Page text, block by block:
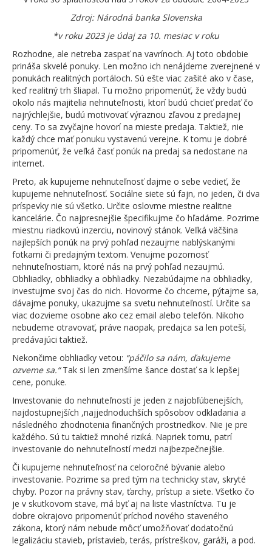
Zdroj: Národná banka Slovenska
*v roku 2023 je údaj za 10. mesiac v roku
Rozhodne, ale netreba zaspať na vavrínoch. Aj toto obdobie
prináša skvelé ponuky. Len možno ich nenájdeme zverejnené v
ponukách realitných portáloch. Sú ešte viac zašité ako v čase,
keď realitný trh šliapal. Tu možno pripomenúť, že vždy budú
okolo nás majitelia nehnuteľnosti, ktorí budú chcieť predať čo
najrýchlejšie, budú motivovať výraznou zľavou z predajnej
ceny. To sa zvyčajne hovorí na mieste predaja. Taktiež, nie
každý chce mať ponuku vystavenú verejne. K tomu je dobré
pripomenúť, že veľká časť ponúk na predaj sa nedostane na
internet.
Preto, ak kupujeme nehnuteľnosť dajme o sebe vedieť, že
kupujeme nehnuteľnosť. Sociálne siete sú fajn, no jeden, či dva
príspevky nie sú všetko. Určite oslovme miestne realitne
kancelárie. Čo najpresnejšie špecifikujme čo hľadáme. Pozrime
miestnu riadkovú inzerciu, novinový stánok. Veľká väčšina
najlepších ponúk na prvý pohľad nezaujme nablýskanými
fotkami či predajným textom. Venujme pozornosť
nehnuteľnostiam, ktoré nás na prvý pohľad nezaujmú.
Obhliadky, obhliadky a obhliadky. Nezabúdajme na obhliadky,
investujme svoj čas do nich. Hovorme čo chceme, pýtajme sa,
dávajme ponuky, ukazujme sa svetu nehnuteľností. Určite sa
viac dozvieme osobne ako cez email alebo telefón. Nikoho
nebudeme otravovať, práve naopak, predajca sa len poteší,
predávajúci taktiež.
Nekončime obhliadky vetou: “páčilo sa nám, ďakujeme
ozveme sa.“Tak si len zmenšíme šance dostať sa k lepšej
cene, ponuke.
Investovanie do nehnuteľností je jeden z najobľúbenejších,
najdostupnejších ,najjednoduchších spôsobov odkladania a
následného zhodnotenia finančných prostriedkov. Nie je pre
každého. Sú tu taktiež mnohé riziká. Napriek tomu, patrí
investovanie do nehnuteľností medzi najbezpečnejšie.
Či kupujeme nehnuteľnosť na celoročné bývanie alebo
investovanie. Pozrime sa pred tým na technicky stav, skryté
chyby. Pozor na právny stav, ťarchy, prístup a siete. Všetko čo
je v skutkovom stave, má byť aj na liste vlastníctva. Tu je
dobre okrajovo pripomenúť príchod nového staveného
zákona, ktorý nám nebude môcť umožňovať dodatočnú
legalizáciu stavieb, prístavieb, terás, prístreškov, garáži, a pod.